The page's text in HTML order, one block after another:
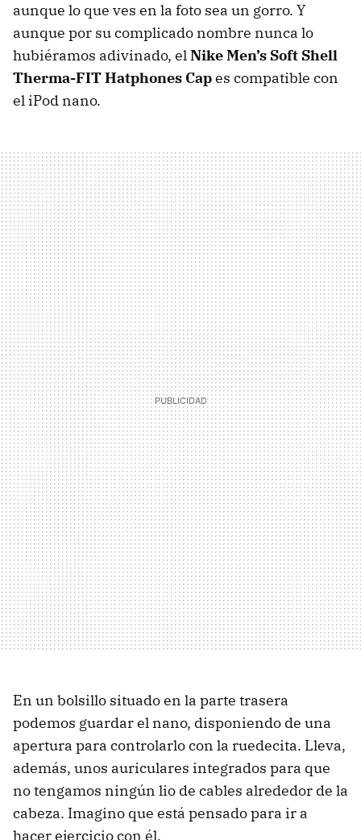
aunque lo que ves en la foto sea un gorro. Y
aunque por su complicado nombre nunca lo
hubiéramos adivinado, elNike Men’s Soft Shell
Therma-FIT Hatphones Capes compatible con
el iPod nano.
En un bolsillo situado en la parte trasera
podemos guardar el nano, disponiendo de una
apertura para controlarlo con la ruedecita. Lleva,
además, unos auriculares integrados para que
no tengamos ningún lio de cables alrededor de la
cabeza. Imagino que está pensado para ir a
hacer ejercicio con él.